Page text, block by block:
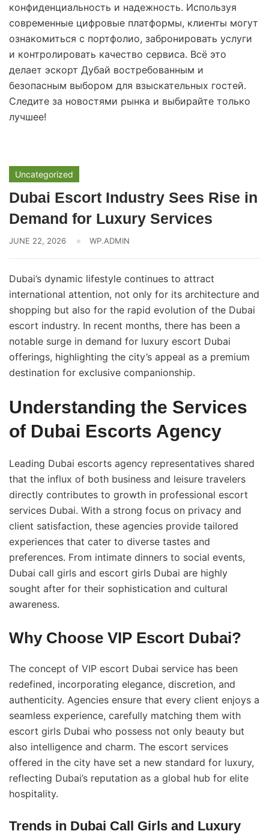
конфиденциальность и надежность. Используя
современные цифровые платформы, клиенты могут
ознакомиться с портфолио, забронировать услуги
и контролировать качество сервиса. Всё это
делает эскорт Дубай востребованным и
безопасным выбором для взыскательных гостей.
Следите за новостями рынка и выбирайте только
лучшее!
Uncategorized
Dubai Escort Industry Sees Rise in
Demand for Luxury Services
JUNE 22, 2026 WP.ADMIN
Dubai’s dynamic lifestyle continues to attract
international attention, not only for its architecture and
shopping but also for the rapid evolution of the Dubai
escort industry. In recent months, there has been a
notable surge in demand for luxury escort Dubai
offerings, highlighting the city’s appeal as a premium
destination for exclusive companionship.
Understanding the Services
of Dubai Escorts Agency
Leading Dubai escorts agency representatives shared
that the influx of both business and leisure travelers
directly contributes to growth in professional escort
services Dubai. With a strong focus on privacy and
client satisfaction, these agencies provide tailored
experiences that cater to diverse tastes and
preferences. From intimate dinners to social events,
Dubai call girls and escort girls Dubai are highly
sought after for their sophistication and cultural
awareness.
Why Choose VIP Escort Dubai?
The concept of VIP escort Dubai service has been
redefined, incorporating elegance, discretion, and
authenticity. Agencies ensure that every client enjoys a
seamless experience, carefully matching them with
escort girls Dubai who possess not only beauty but
also intelligence and charm. The escort services
offered in the city have set a new standard for luxury,
reflecting Dubai’s reputation as a global hub for elite
hospitality.
Trends in Dubai Call Girls and Luxury